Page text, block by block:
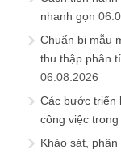
nhanh gọn
Chuẩn bị mẫu
thu thập phân
06.08.2026
Các bước triển
công việc
Khảo sát,